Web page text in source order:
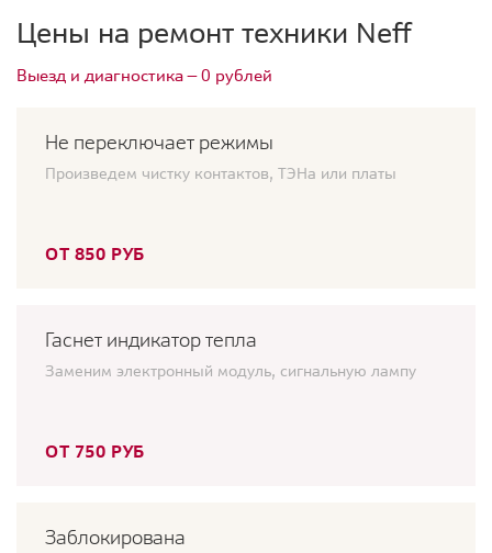
Цены на ремонт техники Neff
Выезд и диагностика — 0 рублей
Не переключает режимы
Произведем чистку контактов, ТЭНа или платы
ОТ 850 РУБ
Гаснет индикатор тепла
Заменим электронный модуль, сигнальную лампу
ОТ 750 РУБ
Заблокирована